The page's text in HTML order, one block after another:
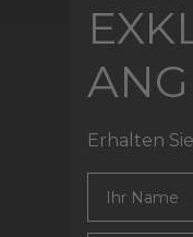
Erhalten